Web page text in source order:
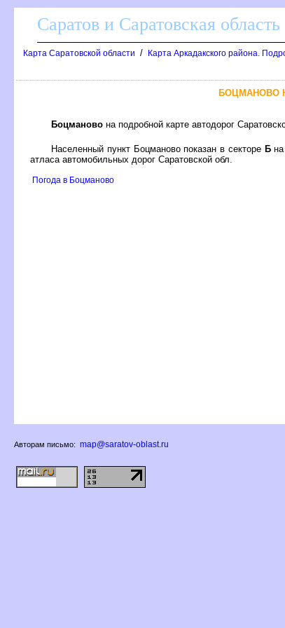
Саратов и Саратовская область
Карта Саратовской области / Карта Аркадакского района.
БОЦМАНОВО
Боцманово на подробной карте автодорог
Населенный пункт Боцманово показан в секторе Бна
атласа автомобильных дорог Саратовской обл.
Погода в Боцманово
Авторам письмо: map@saratov-oblast.ru